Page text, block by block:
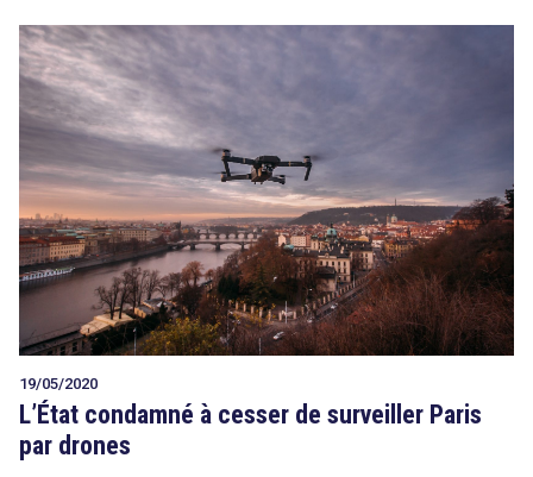
19/05/2020
L’État condamné à cesser de surveiller Paris
par drones